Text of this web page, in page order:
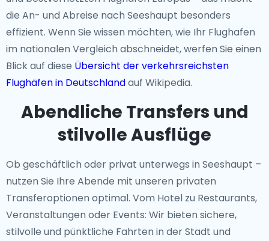
die An- und Abreise nach Seeshaupt besonders
effizient. Wenn Sie wissen möchten, wie Ihr Flughafen
im nationalen Vergleich abschneidet, werfen Sie einen
Blick auf diese Übersicht der verkehrsreichsten
Flughäfen in Deutschlandauf Wikipedia.
Abendliche Transfers und
stilvolle Ausflüge
Ob geschäftlich oder privat unterwegs in Seeshaupt –
nutzen Sie Ihre Abende mit unseren privaten
Transferoptionen optimal. Vom Hotel zu Restaurants,
Veranstaltungen oder Events: Wir bieten sichere,
stilvolle und pünktliche Fahrten in der Stadt und